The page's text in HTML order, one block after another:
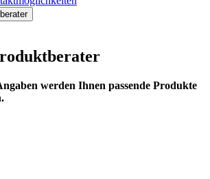
werden Ihnen passende Produkte